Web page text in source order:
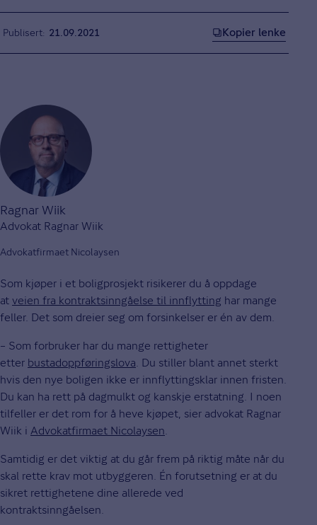
Publisert 21.09.2021 Kopier lenke
Ragnar Wiik
Advokat Ragnar Wiik
Advokatfirmaet Nicolaysen
Som kjøper i et boligprosjekt risikerer du å oppdage
at veien fra kontraktsinngåelse til innflytting har mange
feller. Det som dreier seg om forsinkelser er én av dem.
– Som forbruker har du mange rettigheter
etter bustadoppføringslova . Du stiller blant annet sterkt
hvis den nye boligen ikke er innflyttingsklar innen fristen.
Du kan ha rett på dagmulkt og kanskje erstatning. I noen
tilfeller er det rom for å heve kjøpet, sier advokat Ragnar
Wiik i Advokatfirmaet Nicolaysen
Samtidig er det viktig at du går frem på riktig måte når du
skal rette krav mot utbyggeren. Én forutsetning er at du
sikret rettighetene dine allerede ved
kontraktsinngåelsen.